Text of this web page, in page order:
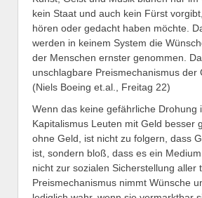
kein Staat und auch kein Fürst
hören oder gedacht haben möchte.
werden in keinem System die
der Menschen ernster genommen.
unschlagbare Preismechanismus der
(Niels Boeing et.al., Freitag 22)
Wenn das keine gefährliche Drohung
Kapitalismus Leuten mit Geld besser
ohne Geld, ist nicht zu folgern, dass
ist, sondern bloß, dass es ein
nicht zur sozialen Sicherstellung aller
Preismechanismus nimmt Wünsche